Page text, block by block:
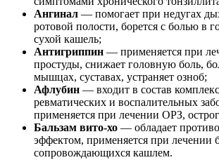
Ангинал — помогает при недугах
ротовой полости, борется с болью в
сухой кашель;
Антигриппин — применяется при
простуды, снижает головную боль,
мышцах, суставах, устраняет озноб;
Афлубин — входит в состав
ревматических и воспалительных
применяется при лечении ОРЗ,
Бальзам вито-хо — обладает
эффектом, применяется при лечении
сопровождающихся кашлем.